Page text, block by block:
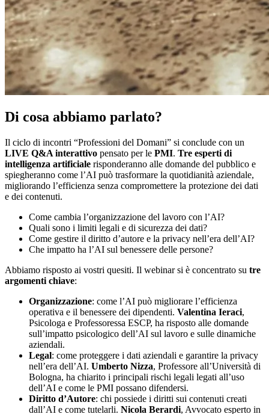
Di cosa abbiamo parlato?
Il ciclo di incontri “Professioni del Domani” si conclude con un
LIVE Q&A interattivo pensato per le PMI. Tre esperti di
intelligenza artificiale risponderanno alle domande del pubblico e
spiegheranno come l’AI può trasformare la quotidianità aziendale,
migliorando l’efficienza senza compromettere la protezione dei dati
e dei contenuti.
Come cambia l’organizzazione del lavoro con l’AI?
Quali sono i limiti legali e di sicurezza dei dati?
Come gestire il diritto d’autore e la privacy nell’era dell’AI?
Che impatto ha l’AI sul benessere delle persone?
Abbiamo risposto ai vostri quesiti. Il webinar si è concentrato su tre
argomenti chiave:
Organizzazione: come l’AI può migliorare l’efficienza
operativa e il benessere dei dipendenti. Valentina Ieraci,
Psicologa e Professoressa ESCP, ha risposto alle domande
sull’impatto psicologico dell’AI sul lavoro e sulle dinamiche
aziendali.
Legal: come proteggere i dati aziendali e garantire la privacy
nell’era dell’AI. Umberto Nizza, Professore all’Università di
Bologna, ha chiarito i principali rischi legali legati all’uso
dell’AI e come le PMI possano difendersi.
Diritto d’Autore: chi possiede i diritti sui contenuti creati
dall’AI e come tutelarli. Nicola Berardi, Avvocato esperto in